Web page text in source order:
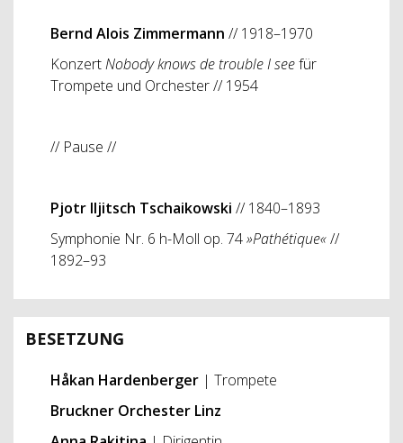
Bernd Alois Zimmermann // 1918–1970
KonzertNobody knows de trouble I seefür
Trompete und Orchester // 1954
// Pause //
Pjotr Iljitsch Tschaikowski // 1840–1893
Symphonie Nr. 6 h-Moll op. 74»Pathétique«//
1892–93
BESETZUNG
Håkan Hardenberger | Trompete
Bruckner Orchester Linz